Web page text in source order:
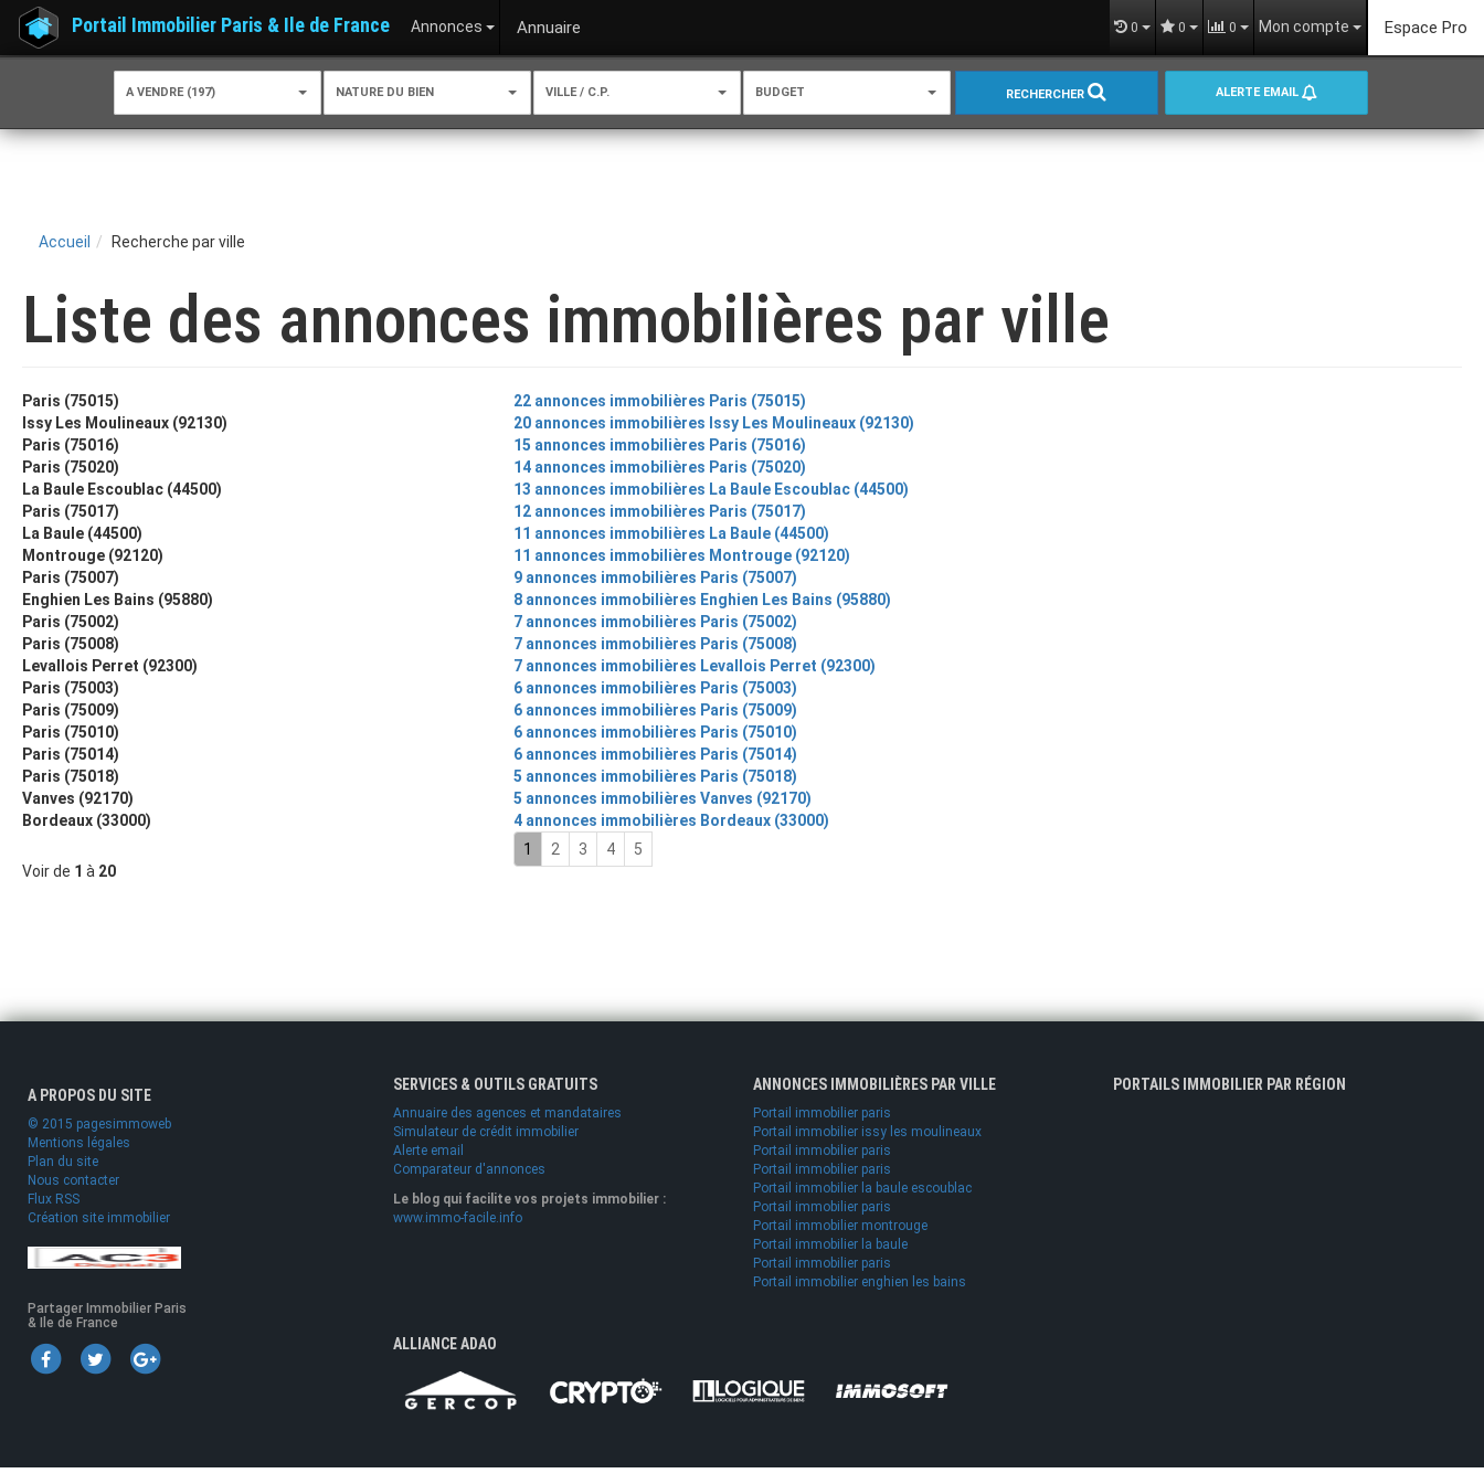
Portail Immobilier Paris & Ile de France Annonces Annuaire 0 0 0 Mon compte Espace Pro
A VENDRE (197) NATURE DU BIEN VILLE / C.P. BUDGET RECHERCHER ALERTE EMAIL
Accueil Recherche par ville
Liste des annonces immobilières par ville
Paris (75015)
22 annonces immobilières Paris (75015)
Issy Les Moulineaux (92130)
20 annonces immobilières Issy Les Moulineaux (92130)
Paris (75016)
15 annonces immobilières Paris (75016)
Paris (75020)
14 annonces immobilières Paris (75020)
La Baule Escoublac (44500)
13 annonces immobilières La Baule Escoublac (44500)
Paris (75017)
12 annonces immobilières Paris (75017)
La Baule (44500)
11 annonces immobilières La Baule (44500)
Montrouge (92120)
11 annonces immobilières Montrouge (92120)
Paris (75007)
9 annonces immobilières Paris (75007)
Enghien Les Bains (95880)
8 annonces immobilières Enghien Les Bains (95880)
Paris (75002)
7 annonces immobilières Paris (75002)
Paris (75008)
7 annonces immobilières Paris (75008)
Levallois Perret (92300)
7 annonces immobilières Levallois Perret (92300)
Paris (75003)
6 annonces immobilières Paris (75003)
Paris (75009)
6 annonces immobilières Paris (75009)
Paris (75010)
6 annonces immobilières Paris (75010)
Paris (75014)
6 annonces immobilières Paris (75014)
Paris (75018)
5 annonces immobilières Paris (75018)
Vanves (92170)
5 annonces immobilières Vanves (92170)
Bordeaux (33000)
4 annonces immobilières Bordeaux (33000)
Voir de 1 à 20
1 2 3 4 5
A PROPOS DU SITE
© 2015 pagesimmoweb
Mentions légales
Plan du site
Nous contacter
Flux RSS
Création site immobilier
Partager Immobilier Paris
& Ile de France
SERVICES & OUTILS GRATUITS
Annuaire des agences et mandataires
Simulateur de crédit immobilier
Alerte email
Comparateur d'annonces
Le blog qui facilite vos projets immobilier :
www.immo-facile.info
ANNONCES IMMOBILIÈRES PAR VILLE
Portail immobilier paris
Portail immobilier issy les moulineaux
Portail immobilier paris
Portail immobilier paris
Portail immobilier la baule escoublac
Portail immobilier paris
Portail immobilier montrouge
Portail immobilier la baule
Portail immobilier paris
Portail immobilier enghien les bains
ALLIANCE ADAO
PORTAILS IMMOBILIER PAR RÉGION